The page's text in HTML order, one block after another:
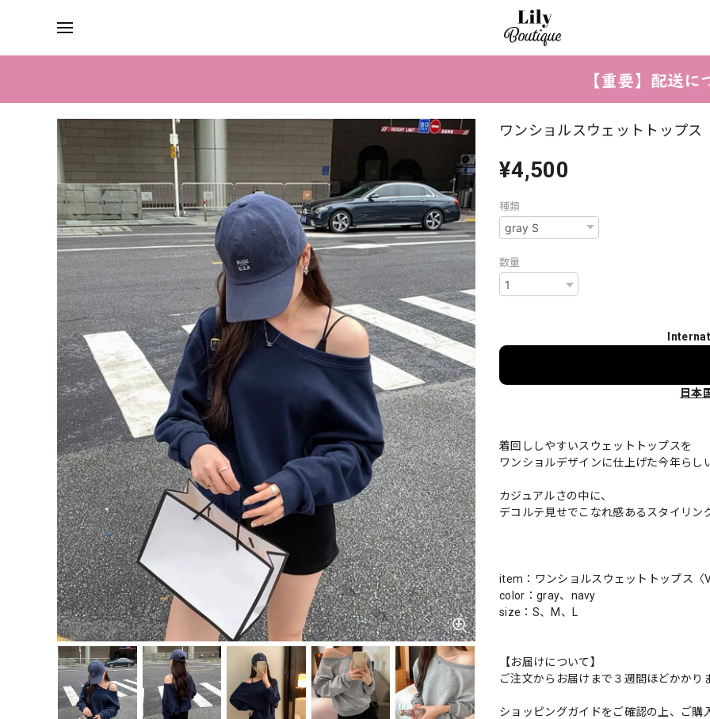
ワンショルスウェットトップス
¥4,500
種類
数量
日本
着回ししやすいスウェットトップスを
ワンショルデザインに仕上げた今年ら
カジュアルさの中に、
デコルテ見せでこなれ感あるスタイリン
item：ワンショルスウェットトップス〈
color：gray、navy
size：S、M、L
【お届けについて】
ご注文からお届けまで３週間ほどかかり
ショッピングガイドをご確認の上、ご購